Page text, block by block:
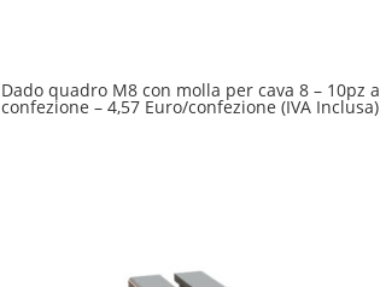
Dado quadro M8 con molla per cava 8 – 10pz a
confezione – 4,57 Euro/confezione (IVA Inclusa)